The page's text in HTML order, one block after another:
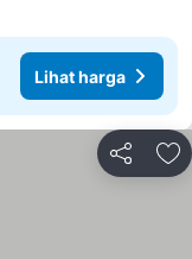
Lihat harga
Bagikan